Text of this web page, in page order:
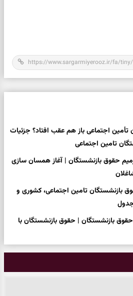
اجتماعی باز هم عقب افتاد؟ جزئیات
تامین اجتماعی
حقوق بازنشستگان | آغاز همسان سازی
بازنشستگان تامین اجتماعی، کشوری و
بازنشستگان | حقوق بازنشستگان با